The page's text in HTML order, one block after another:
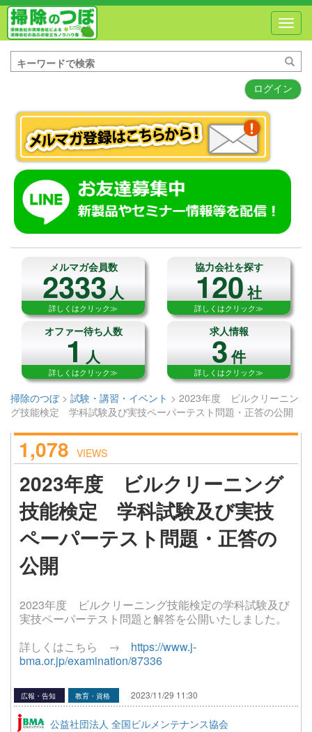
ログイン
メルマガ会員数
2333人
詳しくはクリック≫
協力会社を探す
120社
詳しくはクリック≫
オファー待ち人数
1人
詳しくはクリック≫
求人情報
3件
詳しくはクリック≫
掃除のつぼ> 試験・講習・イベント > 2023年度 ビルクリーニン
グ技能検定 学科試験及び実技ペーパーテスト問題・正答の公開
1,078 VIEWS
2023年度 ビルクリーニング
技能検定 学科試験及び実技
ペーパーテスト問題・正答の
公開
2023年度 ビルクリーニング技能検定の学科試験及び
実技ペーパーテスト問題と解答を公開いたしました。
詳しくはこちら → https://www.j-
bma.or.jp/examination/87336
広報・告知 教育・資格 2023/11/29 11:30
公益社団法人 全国ビルメンテナンス協会